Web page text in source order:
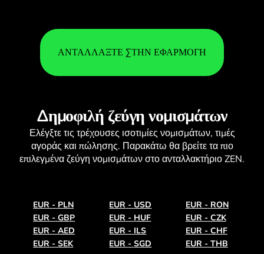
ΑΝΤΑΛΛΆΞΤΕ ΣΤΗΝ ΕΦΑΡΜΟΓΉ
Δημοφιλή ζεύγη νομισμάτων
Ελέγξτε τις τρέχουσες ισοτιμίες νομισμάτων, τιμές
αγοράς και πώλησης. Παρακάτω θα βρείτε τα πιο
επιλεγμένα ζεύγη νομισμάτων στο ανταλλακτήριο ZEN.
EUR - PLN EUR - USD EUR - RON
EUR - GBP EUR - HUF EUR - CZK
EUR - AED EUR - ILS EUR - CHF
EUR - SEK EUR - SGD EUR - THB